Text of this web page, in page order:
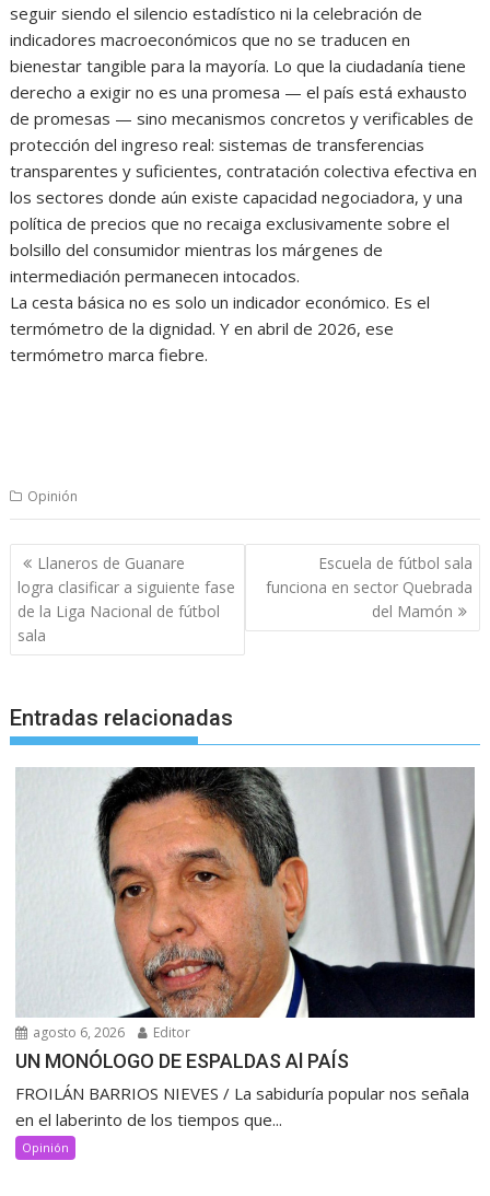
seguir siendo el silencio estadístico ni la celebración de
indicadores macroeconómicos que no se traducen en
bienestar tangible para la mayoría. Lo que la ciudadanía tiene
derecho a exigir no es una promesa — el país está exhausto
de promesas — sino mecanismos concretos y verificables de
protección del ingreso real: sistemas de transferencias
transparentes y suficientes, contratación colectiva efectiva en
los sectores donde aún existe capacidad negociadora, y una
política de precios que no recaiga exclusivamente sobre el
bolsillo del consumidor mientras los márgenes de
intermediación permanecen intocados.
‎La cesta básica no es solo un indicador económico. Es el
termómetro de la dignidad. Y en abril de 2026, ese
termómetro marca fiebre.
Opinión
Navegación
de
entradas
Llaneros de Guanare
logra clasificar a siguiente fase
de la Liga Nacional de fútbol
sala
Escuela de fútbol sala
funciona en sector Quebrada
del Mamón
Entradas relacionadas
agosto 6, 2026 Editor
UN MONÓLOGO DE ESPALDAS Al PAÍS
FROILÁN BARRIOS NIEVES / La sabiduría popular nos señala
en el laberinto de los tiempos que...
Opinión